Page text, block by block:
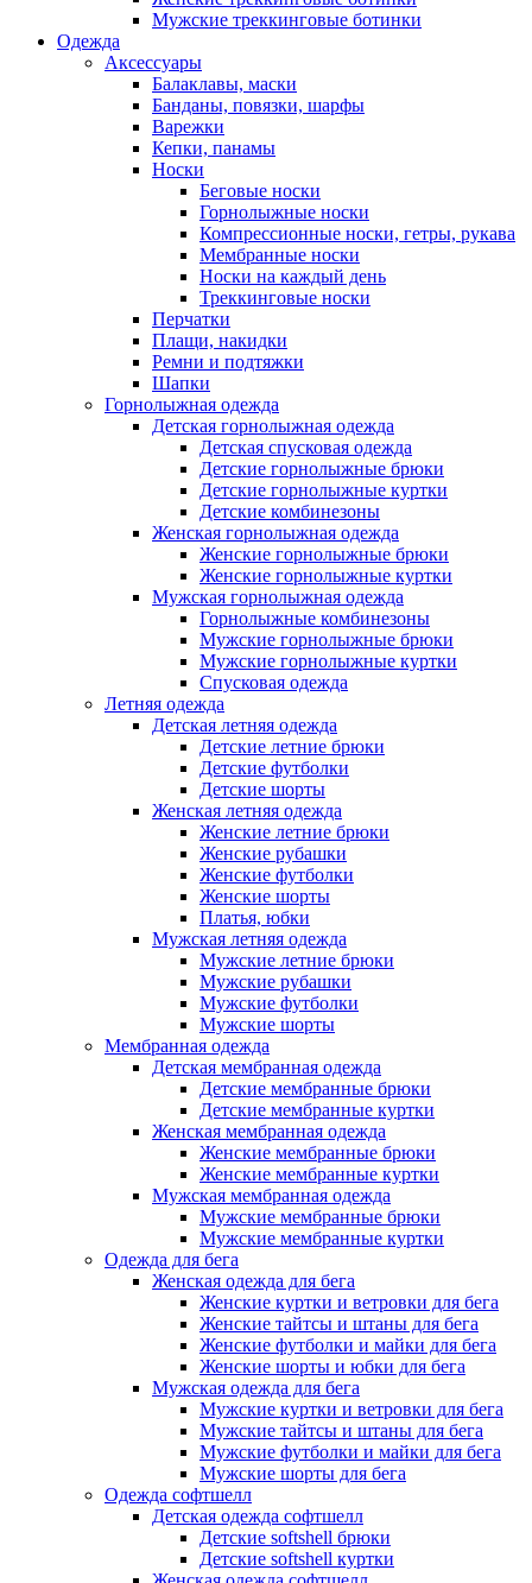
Мужские треккинговые ботинки
Одежда
Аксессуары
Балаклавы, маски
Банданы, повязки, шарфы
Варежки
Кепки, панамы
Носки
Беговые носки
Горнолыжные носки
Компрессионные носки, гетры, рукава
Мембранные носки
Носки на каждый день
Треккинговые носки
Перчатки
Плащи, накидки
Ремни и подтяжки
Шапки
Горнолыжная одежда
Детская горнолыжная одежда
Детская спусковая одежда
Детские горнолыжные брюки
Детские горнолыжные куртки
Детские комбинезоны
Женская горнолыжная одежда
Женские горнолыжные брюки
Женские горнолыжные куртки
Мужская горнолыжная одежда
Горнолыжные комбинезоны
Мужские горнолыжные брюки
Мужские горнолыжные куртки
Спусковая одежда
Летняя одежда
Детская летняя одежда
Детские летние брюки
Детские футболки
Детские шорты
Женская летняя одежда
Женские летние брюки
Женские рубашки
Женские футболки
Женские шорты
Платья, юбки
Мужская летняя одежда
Мужские летние брюки
Мужские рубашки
Мужские футболки
Мужские шорты
Мембранная одежда
Детская мембранная одежда
Детские мембранные брюки
Детские мембранные куртки
Женская мембранная одежда
Женские мембранные брюки
Женские мембранные куртки
Мужская мембранная одежда
Мужские мембранные брюки
Мужские мембранные куртки
Одежда для бега
Женская одежда для бега
Женские куртки и ветровки для бега
Женские тайтсы и штаны для бега
Женские футболки и майки для бега
Женские шорты и юбки для бега
Мужская одежда для бега
Мужские куртки и ветровки для бега
Мужские тайтсы и штаны для бега
Мужские футболки и майки для бега
Мужские шорты для бега
Одежда софтшелл
Детская одежда софтшелл
Детские softshell брюки
Детские softshell куртки